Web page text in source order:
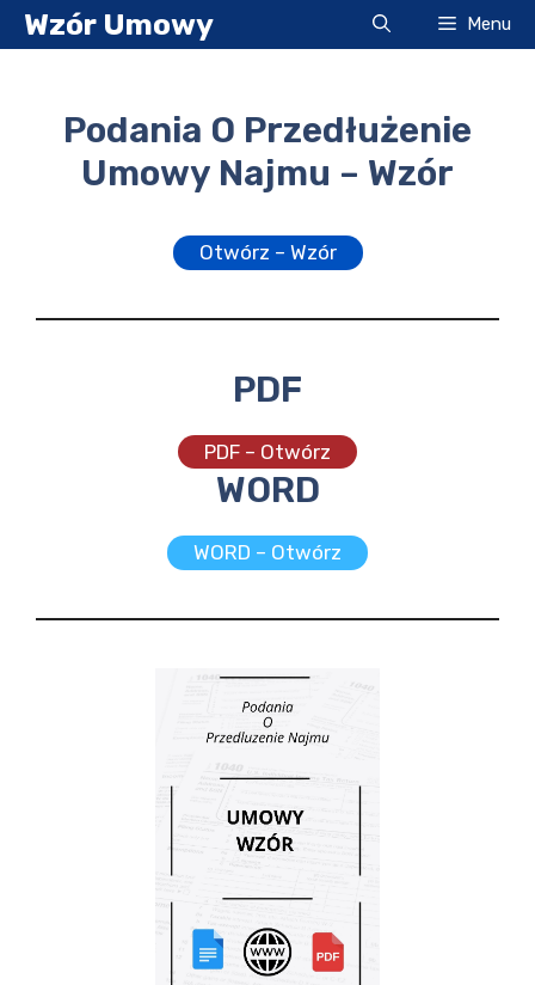
Przejdź
do
Wzór Umowy Menu
Podania O Przedłużenie
Umowy Najmu – Wzór
Otwórz – Wzór
PDF
PDF – Otwórz
WORD
WORD – Otwórz